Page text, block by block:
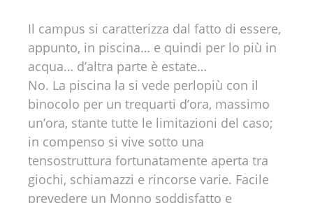
Il campus si caratterizza dal fatto di essere,
appunto, in piscina… e quindi per lo più in
acqua… d’altra parte è estate…
No. La piscina la si vede perlopiù con il
binocolo per un trequarti d’ora, massimo
un’ora, stante tutte le limitazioni del caso;
in compenso si vive sotto una
tensostruttura fortunatamente aperta tra
giochi, schiamazzi e rincorse varie. Facile
prevedere un Monno soddisfatto e